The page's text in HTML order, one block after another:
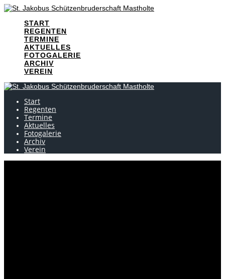
Skip
contentSTART
REGENTEN
TERMINE
AKTUELLES
FOTOGALERIE
ARCHIV
VEREIN
Start
Regenten
Termine
Aktuelles
Fotogalerie
Archiv
Verein